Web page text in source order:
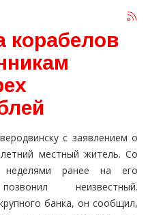
корабелов
с заявлением о
местный житель. Со
неделями ранее на его
неизвестный.
банка, он сообщил,